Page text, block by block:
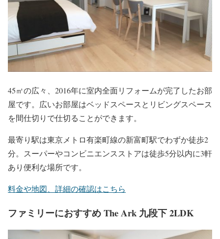
45㎡の広々、2016年に室内全面リフォームが完了したお部
屋です。広いお部屋はベッドスペースとリビングスペース
を間仕切りで仕切ることができます。
最寄り駅は東京メトロ有楽町線の新富町駅でわずか徒歩2
分。スーパーやコンビニエンスストアは徒歩5分以内に3軒
あり便利な場所です。
料金や地図、詳細の確認はこちら
ファミリーにおすすめ The Ark 九段下 2LDK